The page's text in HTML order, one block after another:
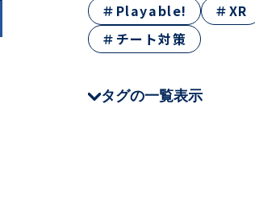
＃Playable!
＃XR
＃チート対策
タグの一覧表示